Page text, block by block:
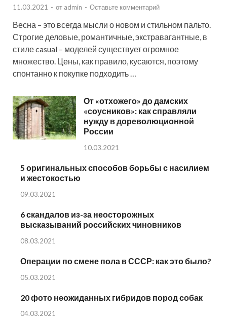
11.03.2021 - от admin - Оставьте комментарий
Весна – это всегда мысли о новом и стильном пальто.
Строгие деловые, романтичные, экстравагантные, в
стиле casual – моделей существует огромное
множество. Цены, как правило, кусаются, поэтому
спонтанно к покупке подходить …
От «отхожего» до дамских
«соусников»: как справляли
нужду в дореволюционной
России
10.03.2021
5 оригинальных способов борьбы с насилием
и жестокостью
09.03.2021
6 скандалов из-за неосторожных
высказываний российских чиновников
08.03.2021
Операции по смене пола в СССР: как это было?
05.03.2021
20 фото неожиданных гибридов пород собак
04.03.2021